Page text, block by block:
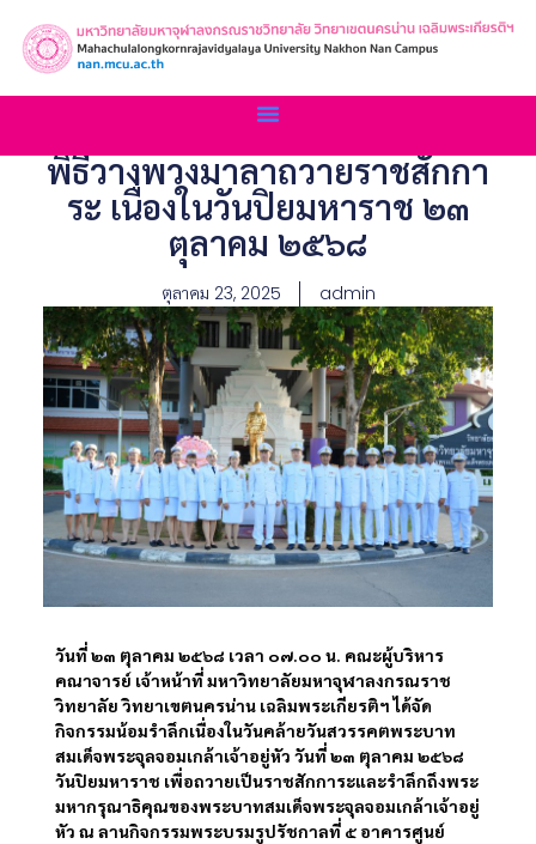
พิธีวางพวงมาลาถวายราชสักกา
ระ เนื่องในวันปิยมหาราช ๒๓
ตุลาคม ๒๕๖๘
ตุลาคม 23, 2025 admin
วันที่ ๒๓ ตุลาคม ๒๕๖๘ เวลา ๐๗.๐๐ น. คณะผู้บริหาร
คณาจารย์ เจ้าหน้าที่ มหาวิทยาลัยมหาจุฬาลงกรณราช
วิทยาลัย วิทยาเขตนครน่าน เฉลิมพระเกียรติฯ ได้จัด
กิจกรรมน้อมรำลึกเนื่องในวันคล้ายวันสวรรคตพระบาท
สมเด็จพระจุลจอมเกล้าเจ้าอยู่หัว วันที่ ๒๓ ตุลาคม ๒๕๖๘
วันปิยมหาราช เพื่อถวายเป็นราชสักการะและรำลึกถึงพระ
มหากรุณาธิคุณของพระบาทสมเด็จพระจุลจอมเกล้าเจ้าอยู่
หัว ณ ลานกิจกรรมพระบรมรูปรัชกาลที่ ๕ อาคารศูนย์